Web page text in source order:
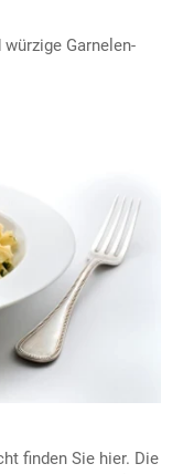
Garnelen-
finden Sie hier. Die